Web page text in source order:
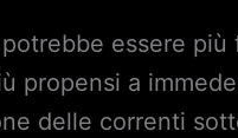
essere
propensi a
delle correnti